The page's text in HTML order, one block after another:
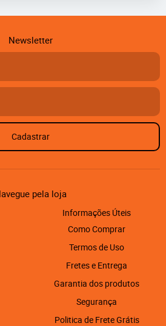
Newsletter
Cadastrar
pela loja
Informações Úteis
Como Comprar
Termos de Uso
Fretes e Entrega
Garantia dos produtos
Segurança
Politica de Frete Grátis